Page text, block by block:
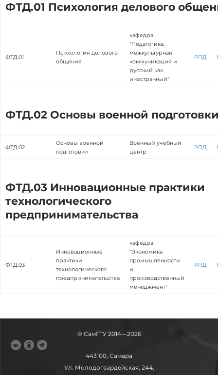
ФТД.01 Психология делового
ФТД.01
Психология делового
общения
кафедра
"Педагогика,
межкультурная
коммуникация и
русский как
иностранный"
РПД
ФТД.02 Основы военной
ФТД.02
Основы военной
подготовки
Военный учебный
центр
РПД
ФТД.03 Инновационные практики
технологического
предпринимательства
ФТД.03
Инновационные
практики
технологического
предпринимательства
кафедра
"Экономика
промышленности
и
производственный
менеджмент"
РПД
© СамГТУ 2014—2026
443100, Самара
Ул. Молодогвардейская, 244,